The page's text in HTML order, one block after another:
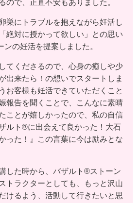
ので、正直不安もありました。
巣にトラブルを抱えながら妊活し
絶対に授かって欲しい」との思い
の妊活を提案しました。
てくださるので、心身の癒しや少
出来たら！の想いでスタートしま
お客様も妊活できていただくこと
報告を聞くことで、こんなに素晴
ことが嬉しかったので、私の自信
ルト®︎に出会えて良かった！大石
った！』この言葉に今は励みとな
した時から、バザルト®︎ストーン
トラクターとしても、もっと沢山
けるよう、活動して行きたいと思